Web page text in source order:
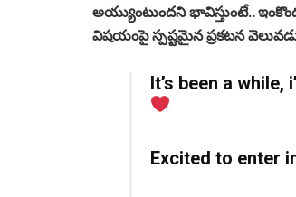
అయ్యుంటుందని భావిస్తుంటే..
విషయంపై స్పష్టమైన ప్రకటన
It’s been a
Excited to enter